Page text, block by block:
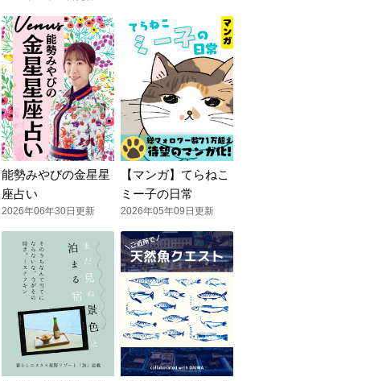
能勢みやびの金星星
座占い
2026年06年30日更新
【マンガ】てらねこ
ミー子の日常
2026年05年09日更新